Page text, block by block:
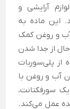
آرایشی و
این ماده به
و روغن کمک
از جدا شدن
از پلی‌سوربات
آب و روغن با
60 به عنوان یک سورفکتانت،
عمل می‌کند.